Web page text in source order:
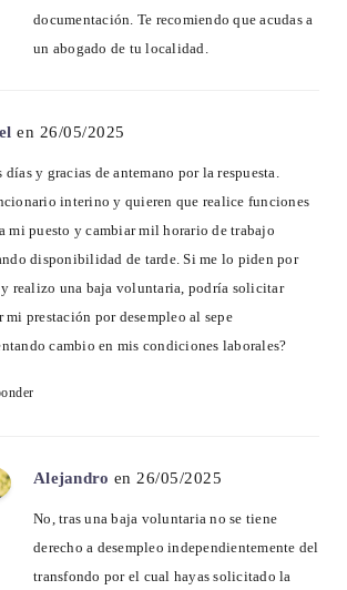
documentación. Te recomiendo que acudas a
un abogado de tu localidad.
en 26/05/2025
días y gracias de antemano por la respuesta.
interino y quieren que realice funciones
mi puesto y cambiar mil horario de trabajo
disponibilidad de tarde. Si me lo piden por
realizo una baja voluntaria, podría solicitar
mi prestación por desempleo al sepe
cambio en mis condiciones laborales?
Alejandro en 26/05/2025
No, tras una baja voluntaria no se tiene
derecho a desempleo independientemente del
transfondo por el cual hayas solicitado la